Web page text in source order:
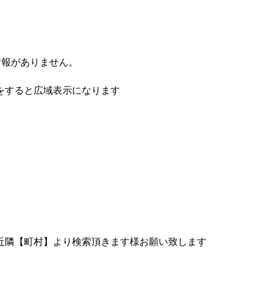
がありません。
ると広域表示になります
【町村】より検索頂きます様お願い致します